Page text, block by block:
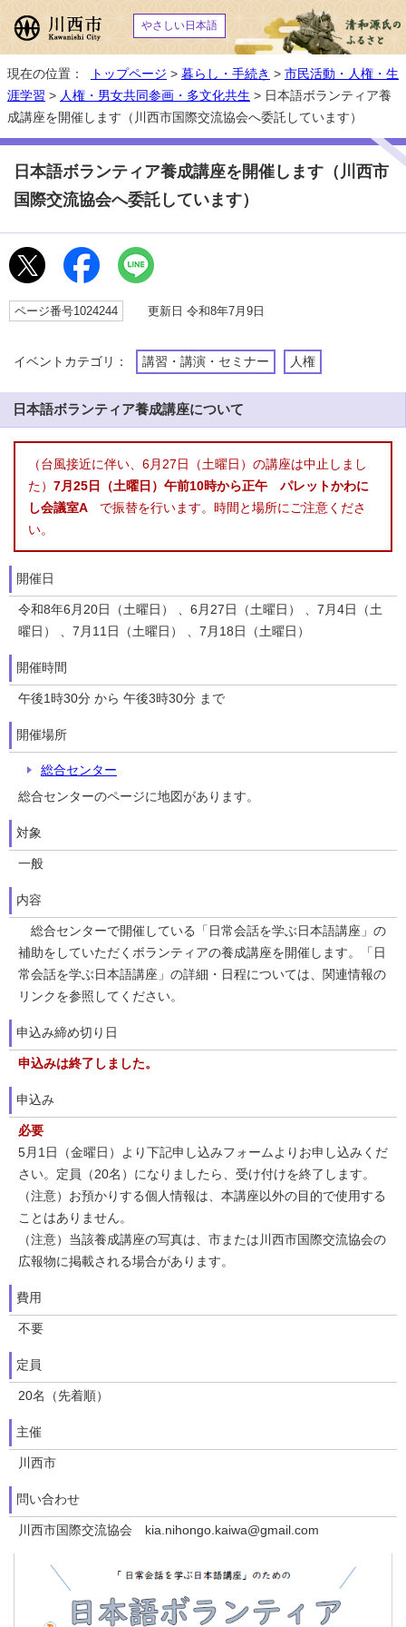
やさしい日本語
現在の位置： トップページ > 暮らし・手続き > 市民活動・人権・生
涯学習 > 人権・男女共同参画・多文化共生 > 日本語ボランティア養
成講座を開催します（川西市国際交流協会へ委託しています）
日本語ボランティア養成講座を開催します（川西市
国際交流協会へ委託しています）
ページ番号1024244 更新日 令和8年7月9日
イベントカテゴリ： 講習・講演・セミナー 人権
日本語ボランティア養成講座について
（台風接近に伴い、6月27日（土曜日）の講座は中止しまし
た） 7月25日（土曜日）午前10時から正午 パレットかわに
し会議室A で振替を行います。時間と場所にご注意くださ
い。
開催日
令和8年6月20日（土曜日） 、6月27日（土曜日） 、7月4日（土
曜日） 、7月11日（土曜日） 、7月18日（土曜日）
開催時間
午後1時30分 から 午後3時30分 まで
開催場所
総合センター
総合センターのページに地図があります。
対象
一般
内容
総合センターで開催している「日常会話を学ぶ日本語講座」の
補助をしていただくボランティアの養成講座を開催します。「日
常会話を学ぶ日本語講座」の詳細・日程については、関連情報の
リンクを参照してください。
申込み締め切り日
申込みは終了しました。
申込み
必要
5月1日（金曜日）より下記申し込みフォームよりお申し込みくだ
さい。定員（20名）になりましたら、受け付けを終了します。
（注意）お預かりする個人情報は、本講座以外の目的で使用する
ことはありません。
（注意）当該養成講座の写真は、市または川西市国際交流協会の
広報物に掲載される場合があります。
費用
不要
定員
20名（先着順）
主催
川西市
問い合わせ
川西市国際交流協会 kia.nihongo.kaiwa@gmail.com